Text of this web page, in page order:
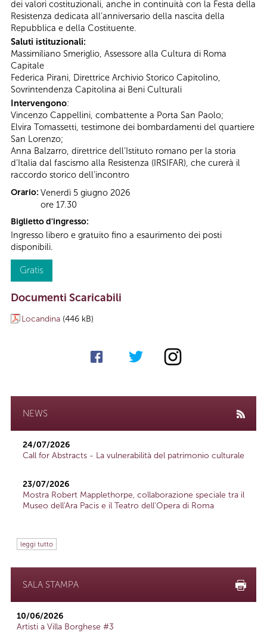
dei valori costituzionali, anche in continuità con la Festa della
Resistenza dedicata all’anniversario della nascita della
Repubblica e della Costituente.
Saluti istituzionali:
Massimiliano Smeriglio, Assessore alla Cultura di Roma
Capitale
Federica Pirani, Direttrice Archivio Storico Capitolino,
Sovrintendenza Capitolina ai Beni Culturali
Intervengono:
Vincenzo Cappellini, combattente a Porta San Paolo;
Elvira Tomassetti, testimone dei bombardamenti del quartiere
San Lorenzo;
Anna Balzarro, direttrice dell’Istituto romano per la storia
d’Italia dal fascismo alla Resistenza (IRSIFAR), che curerà il
raccordo storico dell’incontro
Orario: Venerdì 5 giugno 2026
ore 17.30
Biglietto d'ingresso:
Ingresso libero e gratuito fino a esaurimento dei posti
disponibili.
Gratis
Documenti Scaricabili
Locandina (446 kB)
NEWS
24/07/2026
Call for Abstracts - La vulnerabilità del patrimonio culturale
23/07/2026
Mostra Robert Mapplethorpe, collaborazione speciale tra il
Museo dell'Ara Pacis e il Teatro dell'Opera di Roma
leggi tutto
SALA STAMPA
10/06/2026
Artisti a Villa Borghese #3